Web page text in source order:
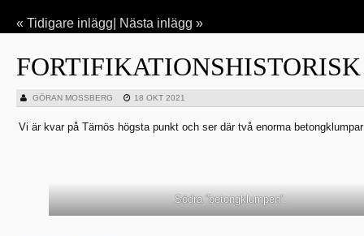
« Tidigare inlägg Nästa inlägg »
GÖRAN MOSSBERG 18 OKT 2021
Vi är kvar på Tärnös högsta punkt och ser där två enorma
Södra ”betongklumpen”.